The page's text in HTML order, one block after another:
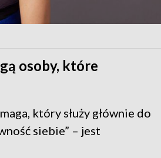
osoby, które
który służy głównie do
siebie” – jest